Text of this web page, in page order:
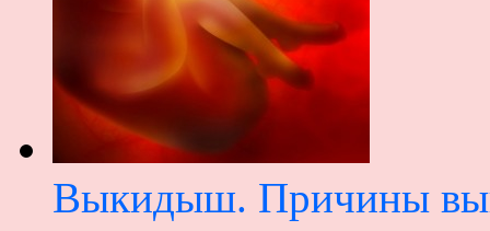
Выкидыш. Причины